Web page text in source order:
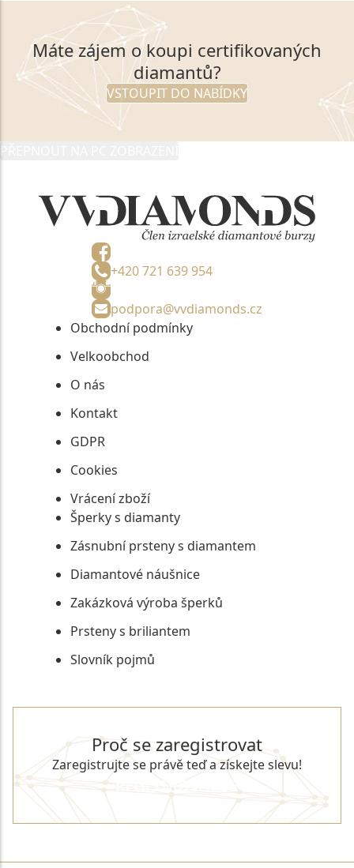
Máte zájem o koupi certifikovaných
diamantů?
VSTOUPIT DO NABÍDKY
+420 721 639 954
podpora@vvdiamonds.cz
Obchodní podmínky
Velkoobchod
O nás
Kontakt
GDPR
Cookies
Vrácení zboží
Šperky s diamanty
Zásnubní prsteny s diamantem
Diamantové náušnice
Zakázková výroba šperků
Prsteny s briliantem
Slovník pojmů
Proč se zaregistrovat
Zaregistrujte se právě teď a získejte slevu!
REGISTROVAT SE